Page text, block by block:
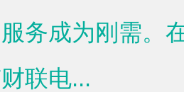
务成为刚需。
联电...